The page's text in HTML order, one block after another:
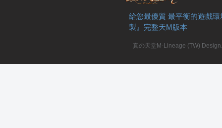
給您最優質 最平衡的遊戲
製』完整天M版本
真の天堂M-Lineage (TW)